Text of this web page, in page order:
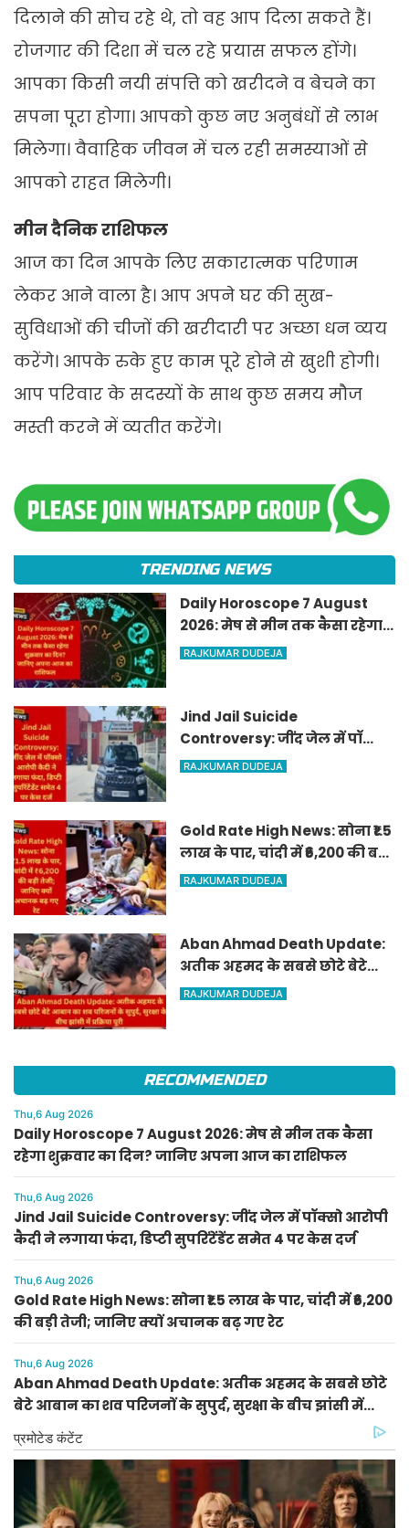
दिलाने की सोच रहे थे, तो वह आप दिला सकते हैं।
रोजगार की दिशा में चल रहे प्रयास सफल होंगे।
आपका किसी नयी संपत्ति को खरीदने व बेचने का
सपना पूरा होगा। आपको कुछ नए अनुबंधों से लाभ
मिलेगा। वैवाहिक जीवन में चल रही समस्याओं से
आपको राहत मिलेगी।
मीन दैनिक राशिफल
आज का दिन आपके लिए सकारात्मक परिणाम
लेकर आने वाला है। आप अपने घर की सुख-
सुविधाओं की चीजों की खरीदारी पर अच्छा धन व्यय
करेंगे। आपके रुके हुए काम पूरे होने से खुशी होगी।
आप परिवार के सदस्यों के साथ कुछ समय मौज
मस्ती करने में व्यतीत करेंगे।
TRENDING NEWS
Daily Horoscope 7 August
2026: मेष से मीन तक कैसा रहेगा
शुक्रवार का दिन? जानिए अपना
RAJKUMAR DUDEJA
Jind Jail Suicide
Controversy: जींद जेल में पॉक्सो
आरोपी कैदी ने लगाया फंदा, डिप्टी
RAJKUMAR DUDEJA
Gold Rate High News: सोना ₹1.5
लाख के पार, चांदी में ₹6,200 की बड़ी
तेजी; जानिए क्यों अचानक बढ़ गए
RAJKUMAR DUDEJA
Aban Ahmad Death Update:
अतीक अहमद के सबसे छोटे बेटे
आबान का शव परिजनों के सुपुर्द,
RAJKUMAR DUDEJA
RECOMMENDED
Thu,6 Aug 2026
Daily Horoscope 7 August 2026: मेष से मीन तक कैसा
रहेगा शुक्रवार का दिन? जानिए अपना आज का राशिफल
Thu,6 Aug 2026
Jind Jail Suicide Controversy: जींद जेल में पॉक्सो आरोपी
कैदी ने लगाया फंदा, डिप्टी सुपरिंटेंडेंट समेत 4 पर केस दर्ज
Thu,6 Aug 2026
Gold Rate High News: सोना ₹1.5 लाख के पार, चांदी में ₹6,200
की बड़ी तेजी; जानिए क्यों अचानक बढ़ गए रेट
Thu,6 Aug 2026
Aban Ahmad Death Update: अतीक अहमद के सबसे छोटे
बेटे आबान का शव परिजनों के सुपुर्द, सुरक्षा के बीच झांसी में
प्रक्रिया पूरी